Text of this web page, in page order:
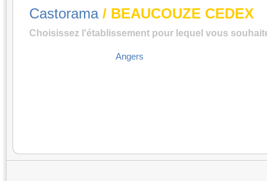
Castorama/ BEAUCOUZE CEDEX
Choisissez l'établissement pour lequel vous
Angers